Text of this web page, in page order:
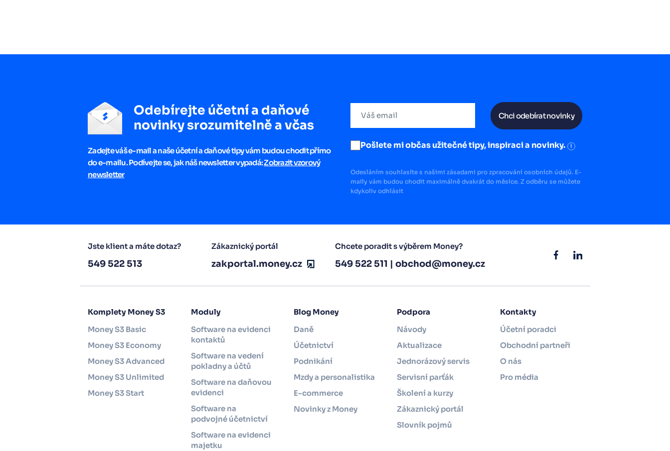
Odebírejte účetní a daňové
novinky srozumitelně a včas
Zadejte váš e-mail a naše účetní a daňové tipy vám budou chodit přímo
do e-mailu. Podívejte se, jak náš newsletter vypadá:Zobrazit vzorový
newsletter
Chci odebírat novinky
Pošlete mi občas užitečné tipy, inspiraci a novinky. i
Odesláním souhlasíte s našimi zásadami pro zpracování osobních údajů. E-
maily vám budou chodit maximálně dvakrát do měsíce. Z odběru se můžete
kdykoliv odhlásit
Jste klient a máte dotaz?
549 522 513
Zákaznický portál
zakportal.money.cz
Chcete poradit s výběrem Money?
549 522 511 | obchod@money.cz
Komplety Money S3
Money S3 Basic
Money S3 Economy
Money S3 Advanced
Money S3 Unlimited
Money S3 Start
Moduly
Software na evidenci
kontaktů
Software na vedení
pokladny a účtů
Software na daňovou
evidenci
Software na
podvojné účetnictví
Software na evidenci
majetku
Blog Money
Daně
Účetnictví
Podnikání
Mzdy a personalistika
E-commerce
Novinky z Money
Podpora
Návody
Aktualizace
Jednorázový servis
Servisní parťák
Školení a kurzy
Zákaznický portál
Slovník pojmů
Kontakty
Účetní poradci
Obchodní partneři
O nás
Pro média